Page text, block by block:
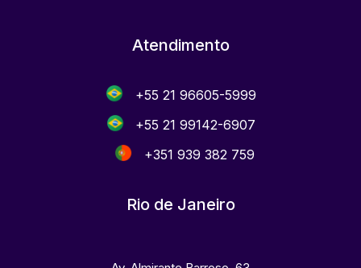
Atendimento
+55 21 96605-5999
+55 21 99142-6907
+351 939 382 759
Rio de Janeiro